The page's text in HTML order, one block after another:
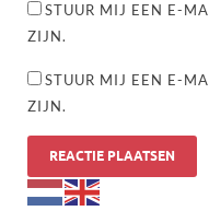
STUUR MIJ EEN E-
ZIJN.
STUUR MIJ EEN E-
ZIJN.